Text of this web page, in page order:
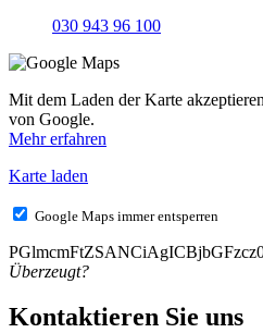
030 943 96 100
Mit dem Laden der Karte
von Google.
Mehr erfahren
Karte laden
Google Maps immer entsperren
Überzeugt?
Kontaktieren Sie uns